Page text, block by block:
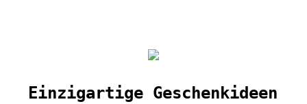
Einzigartige Geschenkideen